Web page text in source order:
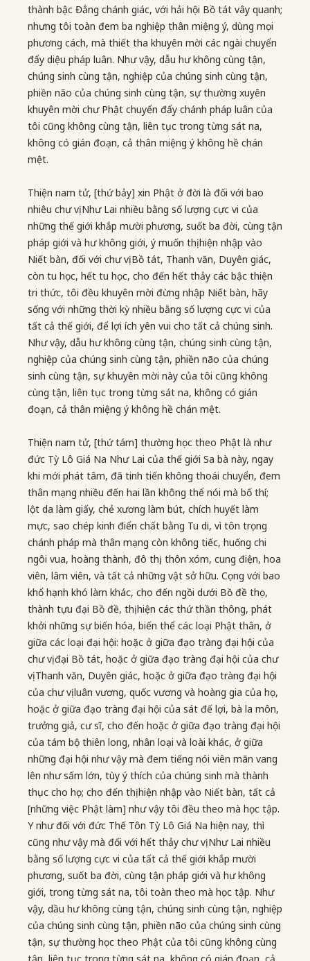
thành bậc Đẳng chánh giác, với hải hội Bồ tát vây quanh;
nhưng tôi toàn đem ba nghiệp thân miệng ý, dùng mọi
phương cách, mà thiết tha khuyên mời các ngài chuyển
đẩy diệu pháp luân. Như vậy, dẫu hư không cùng tận,
chúng sinh cùng tận, nghiệp của chúng sinh cùng tận,
phiền não của chúng sinh cùng tận, sự thường xuyên
khuyên mời chư Phật chuyển đẩy chánh pháp luân của
tôi cũng không cùng tận, liên tục trong từng sát na,
không có gián đoạn, cả thân miệng ý không hề chán
mệt.
Thiện nam tử, [thứ bảy] xin Phật ở đời là đối với bao
nhiêu chư vị Như Lai nhiều bằng số lượng cực vi của
những thế giới khắp mười phương, suốt ba đời, cùng tận
pháp giới và hư không giới, ý muốn thị hiện nhập vào
Niết bàn, đối với chư vị Bồ tát, Thanh văn, Duyên giác,
còn tu học, hết tu học, cho đến hết thảy các bậc thiện
tri thức, tôi đều khuyên mời đừng nhập Niết bàn, hãy
sống với những thời kỳ nhiều bằng số lượng cực vi của
tất cả thế giới, để lợi ích yên vui cho tất cả chúng sinh.
Như vậy, dẫu hư không cùng tận, chúng sinh cùng tận,
nghiệp của chúng sinh cùng tận, phiền não của chúng
sinh cùng tận, sự khuyên mời này của tôi cũng không
cùng tận, liên tục trong từng sát na, không có gián
đoạn, cả thân miệng ý không hề chán mệt.
Thiện nam tử, [thứ tám] thường học theo Phật là như
đức Tỳ Lô Giá Na Như Lai của thế giới Sa bà này, ngay
khi mới phát tâm, đã tinh tiến không thoái chuyển, đem
thân mạng nhiều đến hai lần không thể nói mà bố thí;
lột da làm giấy, chẻ xương làm bút, chích huyết làm
mực, sao chép kinh điển chất bằng Tu di, vì tôn trọng
chánh pháp mà thân mạng còn không tiếc, huống chi
ngôi vua, hoàng thành, đô thị, thôn xóm, cung điện, hoa
viên, lâm viên, và tất cả những vật sở hữu. Cọng với bao
khổ hạnh khó làm khác, cho đến ngồi dưới Bồ đề thọ,
thành tựu đại Bồ đề, thị hiện các thứ thần thông, phát
khởi những sự biến hóa, biến thể các loại Phật thân, ở
giữa các loại đại hội: hoặc ở giữa đạo tràng đại hội của
chư vị đại Bồ tát, hoặc ở giữa đạo tràng đại hội của chư
vị Thanh văn, Duyên giác, hoặc ở giữa đạo tràng đại hội
của chư vị luân vương, quốc vương và hoàng gia của họ,
hoặc ở giữa đạo tràng đại hội của sát đế lợi, bà la môn,
trưởng giả, cư sĩ, cho đến hoặc ở giữa đạo tràng đại hội
của tám bộ thiên long, nhân loại và loài khác, ở giữa
những đại hội như vậy mà đem tiếng nói viên mãn vang
lên như sấm lớn, tùy ý thích của chúng sinh mà thành
thục cho họ; cho đến thị hiện nhập vào Niết bàn, tất cả
[những việc Phật làm] như vậy tôi đều theo mà học tập.
Y như đối với đức Thế Tôn Tỳ Lô Giá Na hiện nay, thì
cũng như vậy mà đối với hết thảy chư vị Như Lai nhiều
bằng số lượng cực vi của tất cả thế giới khắp mười
phương, suốt ba đời, cùng tận pháp giới và hư không
giới, trong từng sát na, tôi toàn theo mà học tập. Như
vậy, dầu hư không cùng tận, chúng sinh cùng tận, nghiệp
của chúng sinh cùng tận, phiền não của chúng sinh cùng
tận, sự thường học theo Phật của tôi cũng không cùng